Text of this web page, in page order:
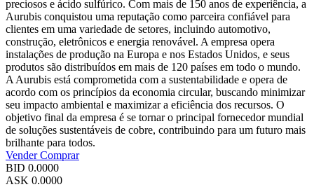
preciosos e ácido sulfúrico. Com mais de 150 anos de experiência, a
Aurubis conquistou uma reputação como parceira confiável para
clientes em uma variedade de setores, incluindo automotivo,
construção, eletrônicos e energia renovável. A empresa opera
instalações de produção na Europa e nos Estados Unidos, e seus
produtos são distribuídos em mais de 120 países em todo o mundo.
A Aurubis está comprometida com a sustentabilidade e opera de
acordo com os princípios da economia circular, buscando minimizar
seu impacto ambiental e maximizar a eficiência dos recursos. O
objetivo final da empresa é se tornar o principal fornecedor mundial
de soluções sustentáveis de cobre, contribuindo para um futuro mais
brilhante para todos.
VenderComprar
BID 0.0000
ASK 0.0000